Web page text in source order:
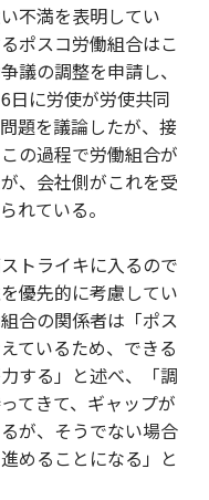
不満を表明してい
ポスコ労働組合はこ
議の調整を申請し、
日に労使が労使共同
題を議論したが、接
の過程で労働組合が
、会社側がこれを受
れている。
トライキに入るので
優先的に考慮してい
合の関係者は「ポス
ているため、できる
する」と述べ、「調
てきて、ギャップが
が、そうでない場合
めることになる」と